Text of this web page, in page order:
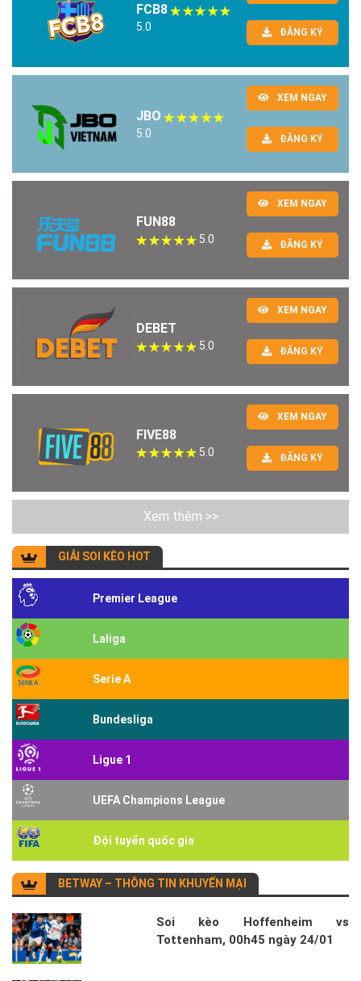
FCB8
5.0 ĐĂNG KÝ
JBO
5.0
XEM NGAY
ĐĂNG KÝ
FUN88
5.0
XEM NGAY
ĐĂNG KÝ
DEBET
5.0
XEM NGAY
ĐĂNG KÝ
FIVE88
5.0
XEM NGAY
ĐĂNG KÝ
Xem thêm >>
GIẢI SOI KÈO HOT
Premier League
Laliga
Serie A
Bundesliga
Ligue 1
UEFA Champions League
Đội tuyển quốc gia
BETWAY – THÔNG TIN KHUYẾN MẠI
Soi kèo Hoffenheim vs
Tottenham, 00h45 ngày 24/01